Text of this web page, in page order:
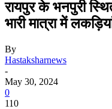
रायपुर के भनपुरी
भारी मात्रा में
By
Hastaksharnews
-
May 30, 2024
0
110